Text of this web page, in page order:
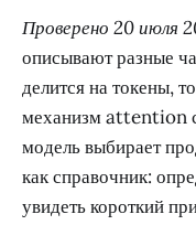
Проверено 20 июля
описывают разные
делится на токены,
механизм attention
модель выбирает
как справочник:
увидеть короткий